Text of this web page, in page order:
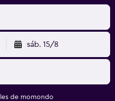
sáb. 15/8
de momondo